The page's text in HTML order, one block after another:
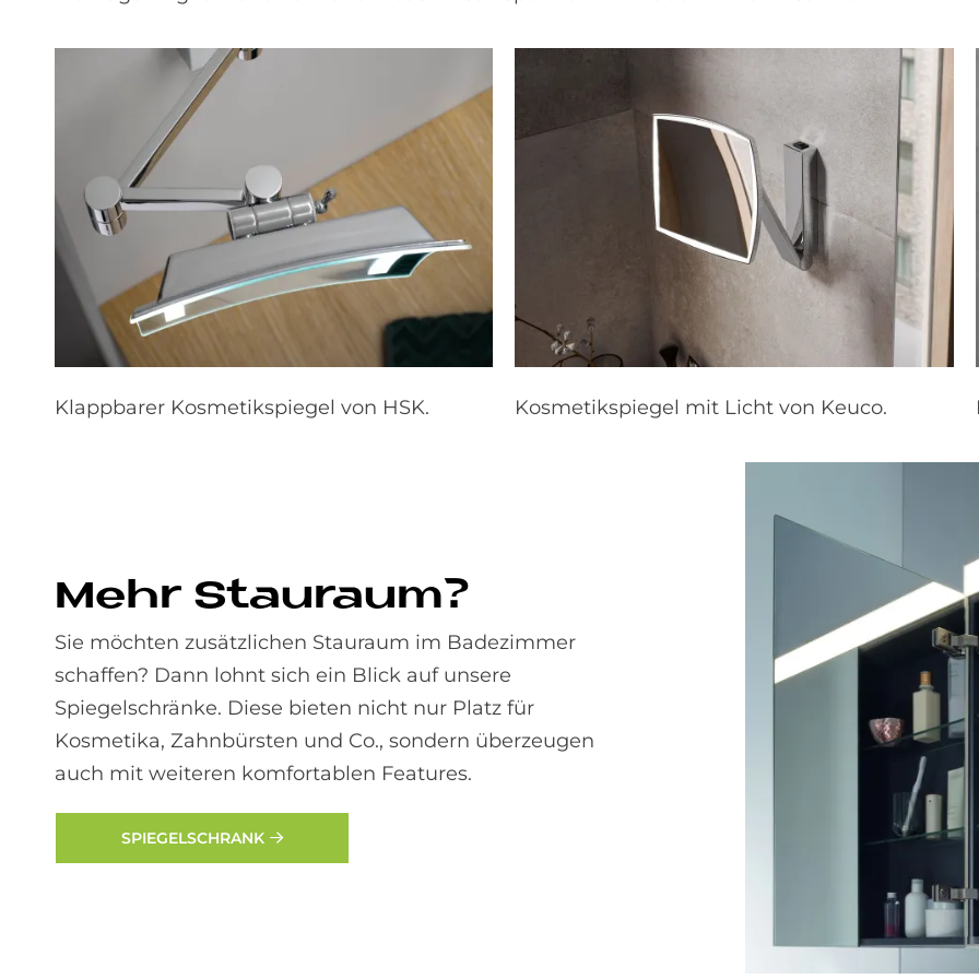
Klappbarer Kosmetikspiegel von HSK. Kosmetikspiegel mit Licht von Keuco.
Mehr Stau­raum?
Sie möchten zusätzlichen Stauraum im Badezimmer
schaffen? Dann lohnt sich ein Blick auf unsere
Spiegelschränke. Diese bieten nicht nur Platz für
Kosmetika, Zahnbürsten und Co., sondern überzeugen
auch mit weiteren komfortablen Features.
SPIEGELSCHRANK